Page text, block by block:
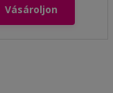
Vásároljon